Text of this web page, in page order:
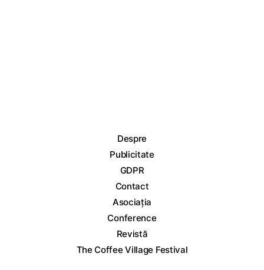
Despre
Publicitate
GDPR
Contact
Asociația
Conference
Revistă
The Coffee Village Festival